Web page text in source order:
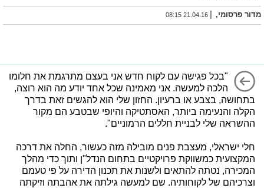
מדור פרסומי, |
21.04.16 08:15
"בכל פגישה עם לקוח חדש אני בעצם מתרגמת את חלומו
הלכה למעשה. אני מאמינה שכל אחד יודע מה הוא רוצה,
בתחושה, בצבע או ברעיון. החזון שלי הוא להגשים זאת בדרך
הקלה והנעימה ביותר, האסתטיקה והיופי שבטבע הם מקור
ההשראה שלי לבניית חללים הרמוניים".
חלי ישראלי, מעצבת פנים מובילה מזה כעשור, החלה את דרכה
המקצועית כמשווקת פרויקטיים בתחום הנדל"ן ותוך כדי מהלך
המכירה, נטתה להתאים ולשנות את תכנון הדירה על פי טעמם
וצרכיהם של לקוחותיה. שם למעשה גילתה את אהבתה וזיקתה